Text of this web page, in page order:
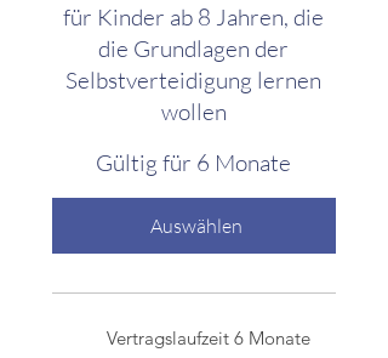
für Kinder ab 8 Jahren, die
die Grundlagen der
Selbstverteidigung lernen
wollen
Gültig für 6 Monate
Auswählen
Vertragslaufzeit 6 Monate